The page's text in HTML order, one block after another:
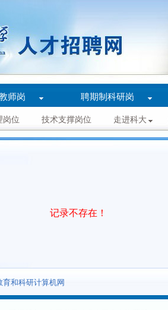
师岗 聘期制科研岗
岗位 技术支撑岗位 走进科大
记录不存在！
育和科研计算机网